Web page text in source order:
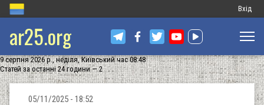
Меню
запису
Вхід
ar25.org
9 серпня 2026 р., неділя, Київський час 08:48
Статей за останні 24 години — 2
05/11/2025 - 18:52